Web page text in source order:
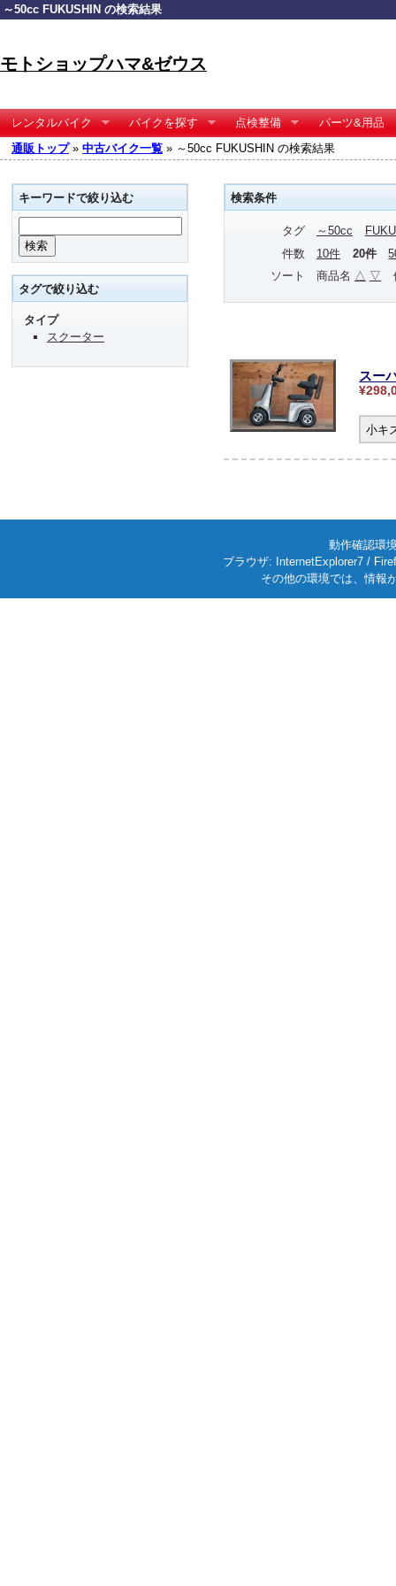
～50cc FUKUSHIN の検索結果
モトショップハマ&ゼウス
レンタルバイク バイクを探す 点検整備
パーツ&用品
通販トップ» 中古バイク一覧 » ～50cc FUKUSHIN の検索結果
検索条件
タグ ～50cc
件数
10件 20件
ソート
商品名 △ ▽
スー
小キ
キーワードで絞り込む
タグで絞り込む
タイプ
スクーター
動作確認環
ブラウザ: InternetExplorer7 /
その他の環境では、情報